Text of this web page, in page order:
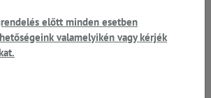
előtt minden esetben
valamelyikén vagy kérjék